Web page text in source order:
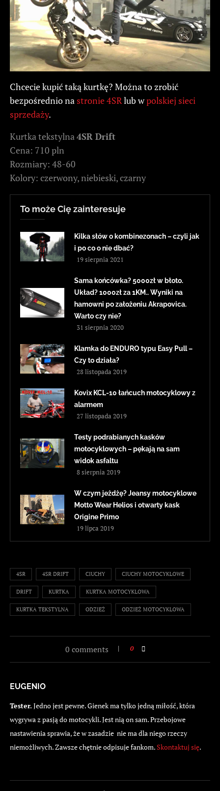
Chcecie kupić taką kurtkę? Można to zrobić
bezpośrednio na stronie 4SRlub wpolskiej sieci
sprzedaży.
Kurtka tekstylna4SR Drift
Cena: 710 pln
Rozmiary: 48-60
Kolory: czerwony, niebieski, czarny
To może Cię zainteresuje
Kilka słów o kombinezonach – czyli jak
i po co o nie dbać?
19 sierpnia 2021
Sama końcówka? 5000zł w błoto.
Układ? 1000zł za 1KM.. Wyniki na
hamowni po założeniu Akrapovica.
Warto czy nie?
31 sierpnia 2020
Klamka do ENDURO typu Easy Pull –
Czy to działa?
28 listopada 2019
Kovix KCL-10 łańcuch motocyklowy z
alarmem
27 listopada 2019
Testy podrabianych kasków
motocyklowych – pękają na sam
widok asfaltu
8 sierpnia 2019
W czym jeżdżę? Jeansy motocyklowe
Motto Wear Helios i otwarty kask
Origine Primo
19 lipca 2019
4SR 4SR DRIFT CIUCHY CIUCHY MOTOCYKLOWE
DRIFT KURTKA KURTKA MOTOCYKLOWA
KURTKA TEKSTYLNA ODZIEŻ ODZIEŻ MOTOCYKLOWA
0 comments 0
EUGENIO
Tester.Jedno jest pewne. Gienek ma tylko jedną miłość, która
wygrywa z pasją do motocykli. Jest nią on sam. Przebojowe
nastawienia sprawia, że w zasadzie nie ma dla niego rzeczy
niemożliwych. Zawsze chętnie odpisuje fankom. Skontaktuj się.